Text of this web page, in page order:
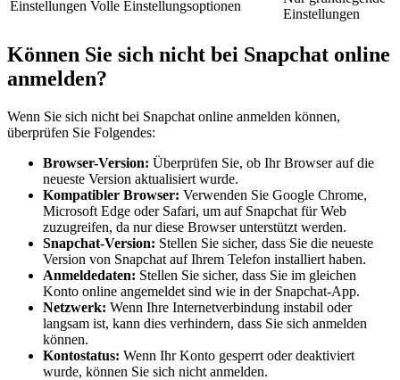
Einstellungen Volle Einstellungsoptionen
Einstellungen
Können Sie sich nicht bei Snapchat online
anmelden?
Wenn Sie sich nicht bei Snapchat online anmelden können,
überprüfen Sie Folgendes:
Browser-Version: Überprüfen Sie, ob Ihr Browser auf die
neueste Version aktualisiert wurde.
Kompatibler Browser: Verwenden Sie Google Chrome,
Microsoft Edge oder Safari, um auf Snapchat für Web
zuzugreifen, da nur diese Browser unterstützt werden.
Snapchat-Version: Stellen Sie sicher, dass Sie die neueste
Version von Snapchat auf Ihrem Telefon installiert haben.
Anmeldedaten: Stellen Sie sicher, dass Sie im gleichen
Konto online angemeldet sind wie in der Snapchat-App.
Netzwerk: Wenn Ihre Internetverbindung instabil oder
langsam ist, kann dies verhindern, dass Sie sich anmelden
können.
Kontostatus: Wenn Ihr Konto gesperrt oder deaktiviert
wurde, können Sie sich nicht anmelden.